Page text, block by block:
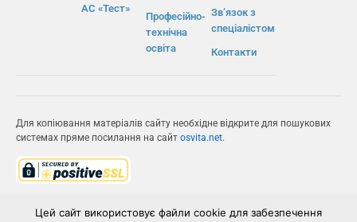
АС «Тест»
Професійно-
технічна
освіта
Зв’язок з
спеціалістом
Контакти
Для копіювання матеріалів сайту необхідне відкрите для пошукових
системах пряме посилання на сайт osvita.net.
Цей сайт використовує файли cookie для забезпечення